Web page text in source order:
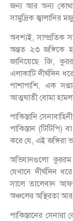
জন্য আর অন্য
সামুদ্রিক জ্বালানির
অবশ্যই, সাম্প্রতিক
অন্তত ২৩ জঙ্গিকে
জানিয়েছে कि,
এলাকাটি দীর্ঘদিন
পাশাপাশি, এক
আত্মঘাতী বোমা
পাকিস্তানি
পাকিস্তান
করে যে, এই জঙ্গিরা
অভিযানগুলো কুররম
যেখানে দীর্ঘদিন
সালে তালেবান
অঞ্চলের অস্থিরতা
পাকিস্তানের